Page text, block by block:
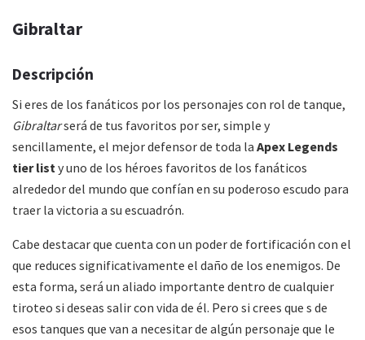
Gibraltar
Descripción
Si eres de los fanáticos por los personajes con rol de tanque,
Gibraltarserá de tus favoritos por ser, simple y
sencillamente, el mejor defensor de toda la Apex Legends
tier list y uno de los héroes favoritos de los fanáticos
alrededor del mundo que confían en su poderoso escudo para
traer la victoria a su escuadrón.
Cabe destacar que cuenta con un poder de fortificación con el
que reduces significativamente el daño de los enemigos. De
esta forma, será un aliado importante dentro de cualquier
tiroteo si deseas salir con vida de él. Pero si crees que s de
esos tanques que van a necesitar de algún personaje que le